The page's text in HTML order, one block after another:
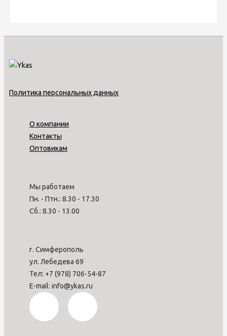
Политика персональных данных
О компании
Контакты
Оптовикам
Мы работаем
Пн. - Птн.: 8.30 - 17.30
Сб.: 8.30 - 13.00
г. Симферополь
ул. Лебедева 69
Тел: +7 (978) 706-54-87
E-mail: info@ykas.ru